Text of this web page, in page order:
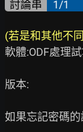
討論串 1/1
(若是和其他不
軟體:ODF處理
版本:
如果忘記密碼